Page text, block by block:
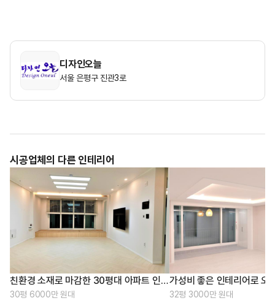
디자인오늘
서울 은평구 진관3로
시공업체의 다른 인테리어
친환경 소재로 마감한 30평대 아파트 인테리어
30평 6000만 원대 32평 3000만 원대